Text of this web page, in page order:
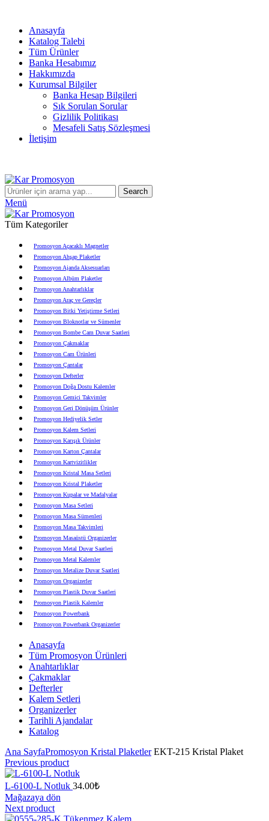
Anasayfa
Katalog Talebi
Tüm Ürünler
Banka Hesabımız
Hakkımızda
Kurumsal Bilgiler
Banka Hesap Bilgileri
Sık Sorulan Sorular
Gizlilik Politikası
Mesafeli Satış Sözleşmesi
İletişim
Search
Menü
Tüm Kategoriler
Promosyon Açacaklı Magnetler
Promosyon Ahşap Plaketler
Promosyon Ajanda Aksesuarları
Promosyon Albüm Plaketler
Promosyon Anahtarlıklar
Promosyon Araç ve Gereçler
Promosyon Bitki Yetiştirme Setleri
Promosyon Bloknotlar ve Sümenler
Promosyon Bombe Cam Duvar Saatleri
Promosyon Çakmaklar
Promosyon Cam Ürünleri
Promosyon Çantalar
Promosyon Defterler
Promosyon Doğa Dostu Kalemler
Promosyon Gemici Takvimler
Promosyon Geri Dönüşüm Ürünler
Promosyon Hediyelik Setler
Promosyon Kalem Setleri
Promosyon Karışık Ürünler
Promosyon Karton Çantalar
Promosyon Kartvizitlikler
Promosyon Kristal Masa Setleri
Promosyon Kristal Plaketler
Promosyon Kupalar ve Madalyalar
Promosyon Masa Setleri
Promosyon Masa Sümenleri
Promosyon Masa Takvimleri
Promosyon Masaüstü Organizerler
Promosyon Metal Duvar Saatleri
Promosyon Metal Kalemler
Promosyon Metalize Duvar Saatleri
Promosyon Organizerler
Promosyon Plastik Duvar Saatleri
Promosyon Plastik Kalemler
Promosyon Powerbank
Promosyon Powerbank Organizerler
Promosyon Şapka
Promosyon Sekreter Bloknotlar
Promosyon Seramik ve Porselen Ürünler
Promosyon Speakerlar
Promosyon Tarihli Ajandalar
Promosyon Teknoloji Ürünleri
Promosyon Telefon Standları
Promosyon Termoslar
Promosyon Tişörtler
Anasayfa
Tüm Promosyon Ürünleri
Anahtarlıklar
Çakmaklar
Defterler
Kalem Setleri
Organizerler
Tarihli Ajandalar
Katalog
Ana SayfaPromosyon Kristal PlaketlerEKT-215 Kristal Plaket
Previous product
L-6100-L Notluk 34.00₺
Mağazaya dön
Next product